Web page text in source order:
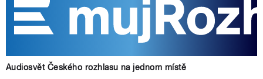
Audiosvět Českého rozhlasu na jednom místě